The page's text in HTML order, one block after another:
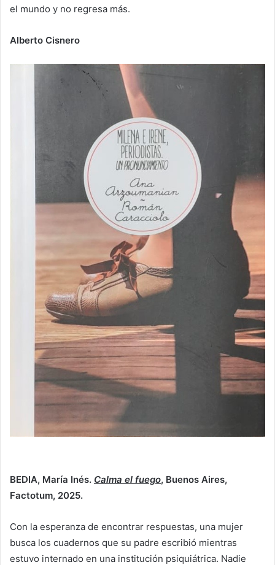
el mundo y no regresa más.
Alberto Cisnero
BEDIA, María Inés. Calma el fuego, Buenos Aires,
Factotum, 2025.
Con la esperanza de encontrar respuestas, una mujer
busca los cuadernos que su padre escribió mientras
estuvo internado en una institución psiquiátrica. Nadie